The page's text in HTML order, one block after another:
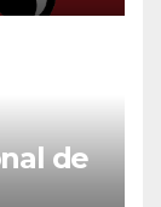
de